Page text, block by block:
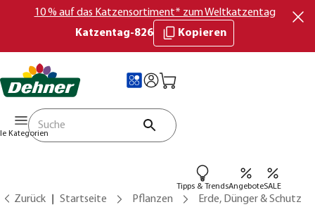
10 % auf das Katzensortiment* zum Weltkatzentag
Katzentag-826
Kopieren
Kategorien
Tipps & TrendsAngeboteSALE
Zurück Startseite Pflanzen
Erde, Dünger & Schutz